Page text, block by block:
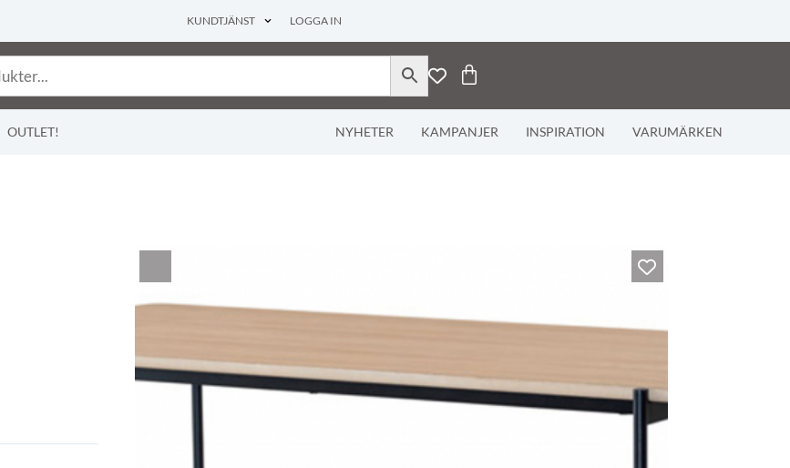
KUNDTJÄNST LOGGA IN
OUTLET! NYHETER KAMPANJER INSPIRATION VARUMÄRKEN